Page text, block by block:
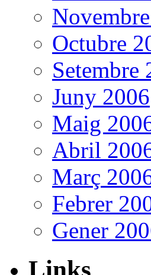
Octubre
Setembre
Juny 2006
Maig
Abril
Març
Febrer
Gener